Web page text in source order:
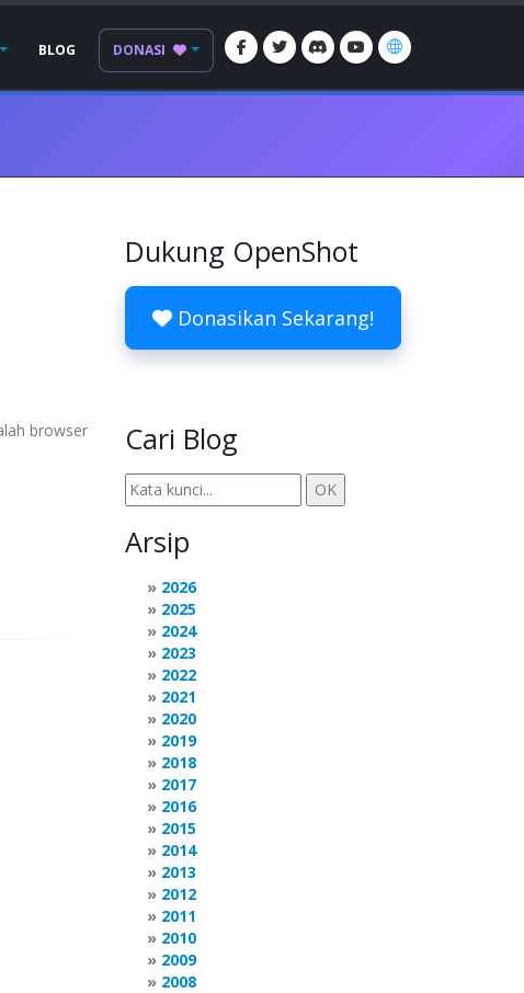
BLOG DONASI
browser
Dukung OpenShot
Donasikan Sekarang!
Cari Blog
Arsip
2026
2025
2024
2023
2022
2021
2020
2019
2018
2017
2016
2015
2014
2013
2012
2011
2010
2009
2008